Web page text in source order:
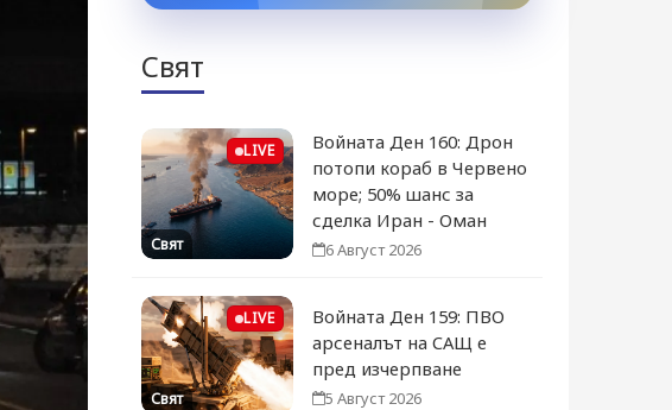
Свят
LIVE
Свят
Войната Ден 160: Дрон
потопи кораб в Червено
море; 50% шанс за
сделка Иран - Оман
6 Август 2026
LIVE
Свят
Войната Ден 159: ПВО
арсеналът на САЩ е
пред изчерпване
5 Август 2026